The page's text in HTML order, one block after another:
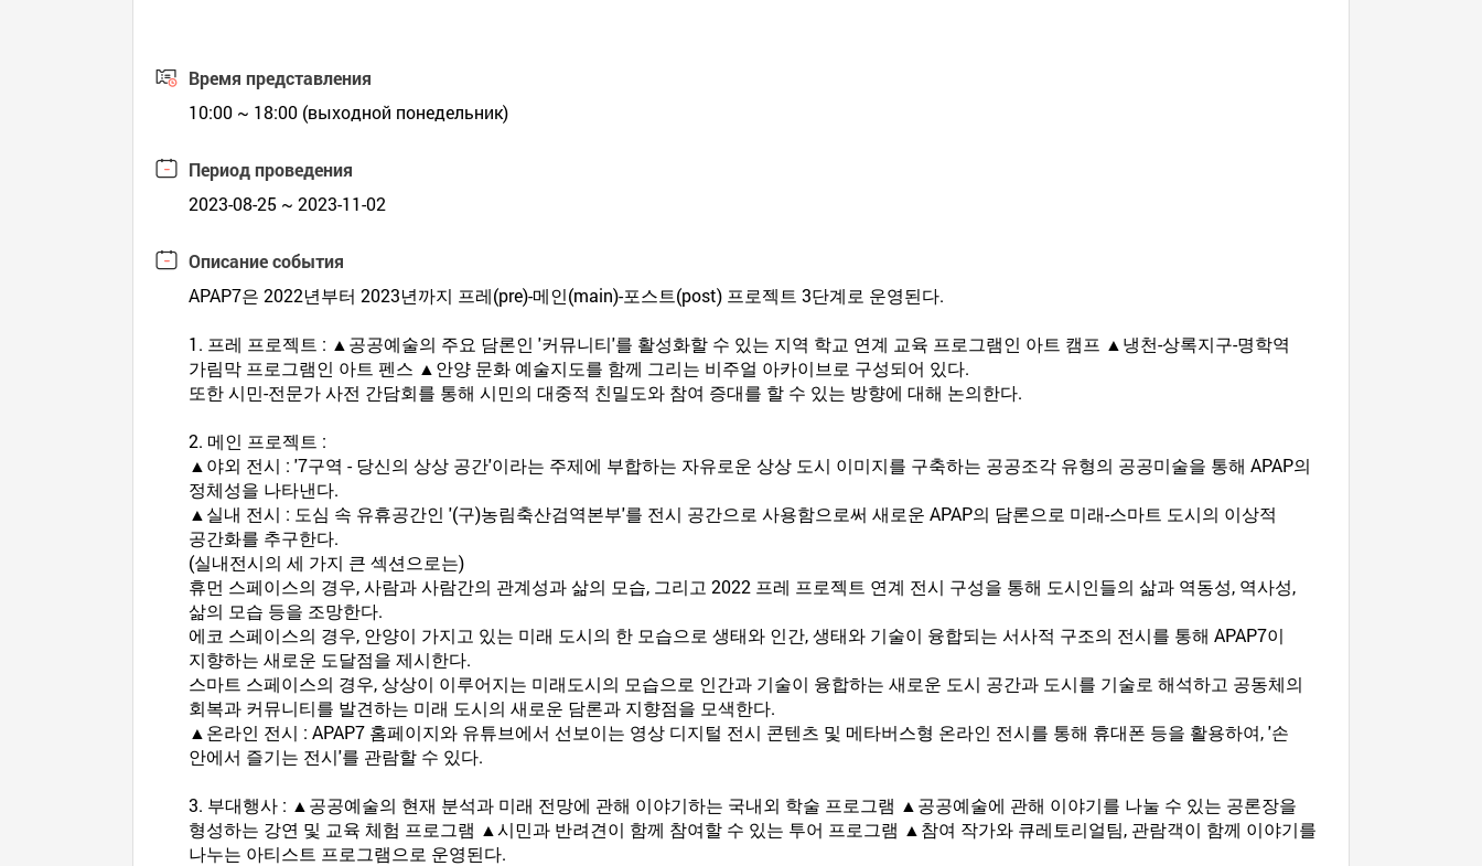
Время представления
10:00 ~ 18:00 (выходной понедельник)
Период проведения
2023-08-25 ~ 2023-11-02
Описание события
APAP7은 2022년부터 2023년까지 프레(pre)-메인(main)-포스트(post) 프로젝트 3단계로 운영된다.
1. 프레 프로젝트 : ▲공공예술의 주요 담론인 '커뮤니티'를 활성화할 수 있는 지역 학교 연계 교육 프로그램인 아트 캠프 ▲냉천-상록지구-명학역
가림막 프로그램인 아트 펜스 ▲안양 문화 예술지도를 함께 그리는 비주얼 아카이브로 구성되어 있다.
또한 시민-전문가 사전 간담회를 통해 시민의 대중적 친밀도와 참여 증대를 할 수 있는 방향에 대해 논의한다.
2. 메인 프로젝트 :
▲야외 전시 : '7구역 - 당신의 상상 공간'이라는 주제에 부합하는 자유로운 상상 도시 이미지를 구축하는 공공조각 유형의 공공미술을 통해 APAP의
정체성을 나타낸다.
▲실내 전시 : 도심 속 유휴공간인 '(구)농림축산검역본부'를 전시 공간으로 사용함으로써 새로운 APAP의 담론으로 미래-스마트 도시의 이상적
공간화를 추구한다.
(실내전시의 세 가지 큰 섹션으로는)
휴먼 스페이스의 경우, 사람과 사람간의 관계성과 삶의 모습, 그리고 2022 프레 프로젝트 연계 전시 구성을 통해 도시인들의 삶과 역동성, 역사성,
삶의 모습 등을 조망한다.
에코 스페이스의 경우, 안양이 가지고 있는 미래 도시의 한 모습으로 생태와 인간, 생태와 기술이 융합되는 서사적 구조의 전시를 통해 APAP7이
지향하는 새로운 도달점을 제시한다.
스마트 스페이스의 경우, 상상이 이루어지는 미래도시의 모습으로 인간과 기술이 융합하는 새로운 도시 공간과 도시를 기술로 해석하고 공동체의
회복과 커뮤니티를 발견하는 미래 도시의 새로운 담론과 지향점을 모색한다.
▲온라인 전시 : APAP7 홈페이지와 유튜브에서 선보이는 영상 디지털 전시 콘텐츠 및 메타버스형 온라인 전시를 통해 휴대폰 등을 활용하여, '손
안에서 즐기는 전시'를 관람할 수 있다.
3. 부대행사 : ▲공공예술의 현재 분석과 미래 전망에 관해 이야기하는 국내외 학술 프로그램 ▲공공예술에 관해 이야기를 나눌 수 있는 공론장을
형성하는 강연 및 교육 체험 프로그램 ▲시민과 반려견이 함께 참여할 수 있는 투어 프로그램 ▲참여 작가와 큐레토리얼팀, 관람객이 함께 이야기를
나누는 아티스트 프로그램으로 운영된다.